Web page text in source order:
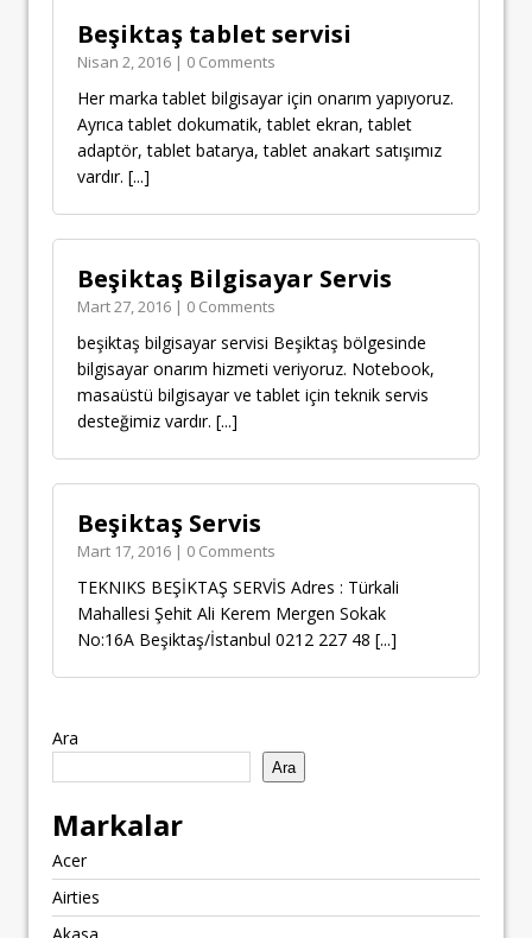
Beşiktaş tablet servisi
Nisan 2, 2016 | 0 Comments
Her marka tablet bilgisayar için onarım yapıyoruz.
Ayrıca tablet dokumatik, tablet ekran, tablet
adaptör, tablet batarya, tablet anakart satışımız
vardır. [...]
Beşiktaş Bilgisayar Servis
Mart 27, 2016 | 0 Comments
beşiktaş bilgisayar servisi Beşiktaş bölgesinde
bilgisayar onarım hizmeti veriyoruz. Notebook,
masaüstü bilgisayar ve tablet için teknik servis
desteğimiz vardır. [...]
Beşiktaş Servis
Mart 17, 2016 | 0 Comments
TEKNIKS BEŞİKTAŞ SERVİS Adres : Türkali
Mahallesi Şehit Ali Kerem Mergen Sokak
No:16A Beşiktaş/İstanbul 0212 227 48 [...]
Ara
Ara
Markalar
Acer
Airties